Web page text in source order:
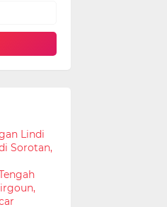
Lindi
Sorotan,